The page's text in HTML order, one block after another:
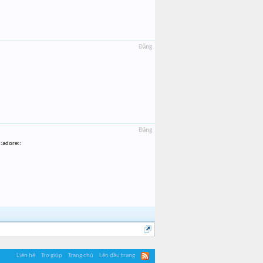
Đăng
Đăng
Liên hệ Trợ giúp Trang chủ Lên đầu trang